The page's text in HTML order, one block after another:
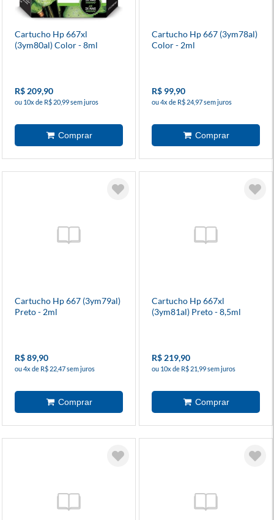
Cartucho Hp 667xl
(3ym80al) Color - 8ml
R$ 209,90
ou 10x de R$ 20,99 sem juros
Cartucho Hp 667 (3ym78al)
Color - 2ml
R$ 99,90
ou 4x de R$ 24,97 sem juros
Cartucho Hp 667 (3ym79al)
Preto - 2ml
R$ 89,90
ou 4x de R$ 22,47 sem juros
Cartucho Hp 667xl
(3ym81al) Preto - 8,5ml
R$ 219,90
ou 10x de R$ 21,99 sem juros